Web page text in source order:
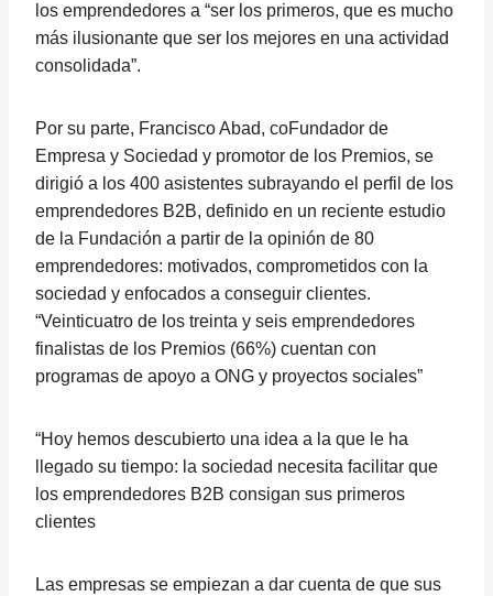
los emprendedores a “ser los primeros, que es mucho
más ilusionante que ser los mejores en una actividad
consolidada”.
Por su parte, Francisco Abad, coFundador de
Empresa y Sociedad y promotor de los Premios, se
dirigió a los 400 asistentes subrayando el perfil de los
emprendedores B2B, definido en un reciente estudio
de la Fundación a partir de la opinión de 80
emprendedores: motivados, comprometidos con la
sociedad y enfocados a conseguir clientes.
“Veinticuatro de los treinta y seis emprendedores
finalistas de los Premios (66%) cuentan con
programas de apoyo a ONG y proyectos sociales”
“Hoy hemos descubierto una idea a la que le ha
llegado su tiempo: la sociedad necesita facilitar que
los emprendedores B2B consigan sus primeros
clientes
Las empresas se empiezan a dar cuenta de que sus